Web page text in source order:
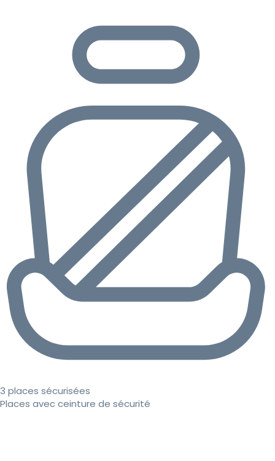
3 places sécurisées
Places avec ceinture de sécurité